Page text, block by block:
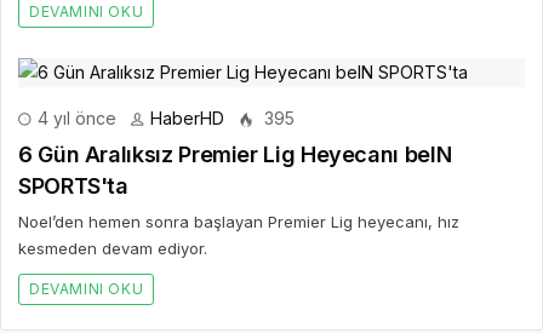
DEVAMINI OKU
4 yıl önce HaberHD 395
6 Gün Aralıksız Premier Lig Heyecanı beIN
SPORTS'ta
Noel’den hemen sonra başlayan Premier Lig heyecanı, hız
kesmeden devam ediyor.
DEVAMINI OKU